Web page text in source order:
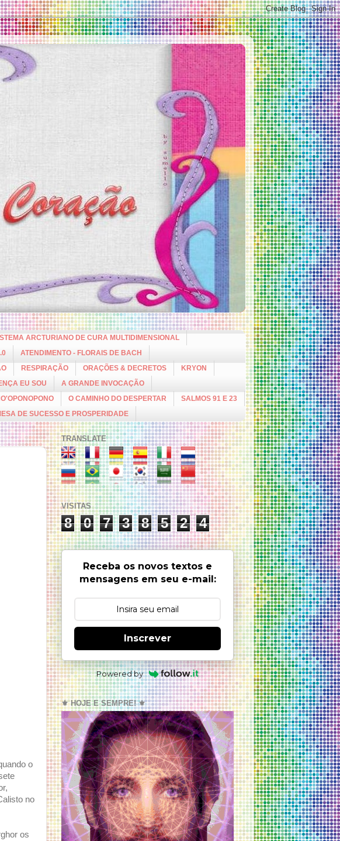
ARCTURIANO DE CURA MULTIDIMENSIONAL
ATENDIMENTO - FLORAIS DE BACH
RESPIRAÇÃO ORAÇÕES & DECRETOS
KRYON
EU SOU
A GRANDE INVOCAÇÃO
O CAMINHO DO DESPERTAR
SALMOS 91 E 23
DE SUCESSO E PROSPERIDADE
o
no
os
TRANSLATE
VISITAS
8 0 7 3 8 5 2 4
Receba os novos textos e
mensagens em seu e-mail:
Inscrever
Powered by
⚜️ HOJE E SEMPRE! ⚜️